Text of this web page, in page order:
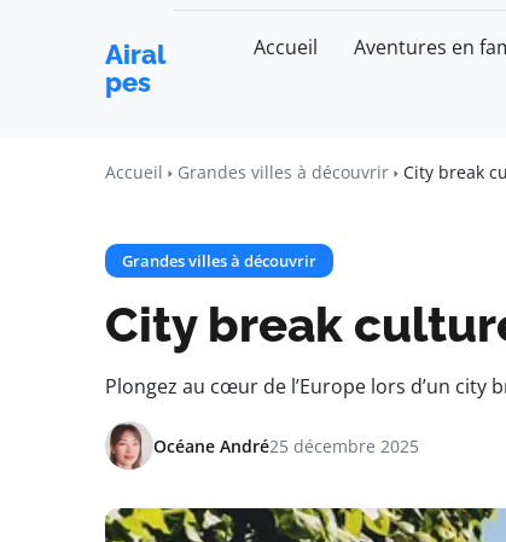
Airal
pes
Accueil Aventures en
Accueil Grandes villes à découvrir City break
Grandes villes à découvrir
City break
Plongez au cœur de l’Europe lors d’un city
Océane André25 décembre 2025